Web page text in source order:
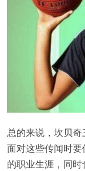
总的来说，坎贝
面对这些传闻时
的职业生涯，同